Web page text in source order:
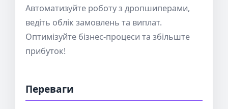
Автоматизуйте роботу з дропшиперами,
ведіть облік замовлень та виплат.
Оптимізуйте бізнес-процеси та збільште
прибуток!
Переваги